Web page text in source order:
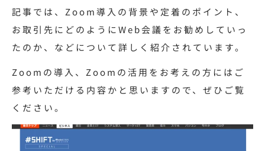
記事では、Zoom導入の背景や定着のポイント、
お取引先にどのようにWeb会議をお勧めしていっ
たのか、 などについて詳しく紹介されています。
Zoomの導入、Zoomの活用をお考えの方にはご
参考いただける内容かと思いますので、ぜひご覧
ください。